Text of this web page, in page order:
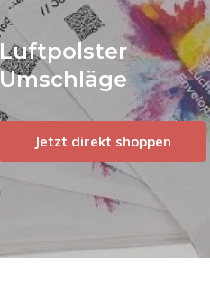
Luftpolster
Umschläge
Jetzt direkt shoppen